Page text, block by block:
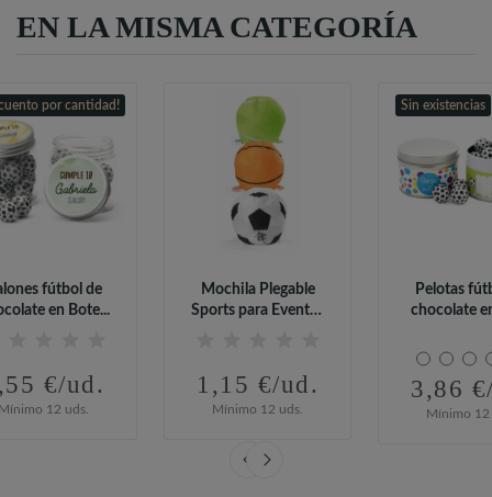
EN LA MISMA CATEGORÍA
por cantidad!
fútbol de
en Bote...
€/ud.
12 uds.
Mochila Plegable
Sports para Eventos
1,15 €/ud.
Mínimo 12 uds.
Sin existencias
Pelotas
chocolate
3,86
Mínimo 12